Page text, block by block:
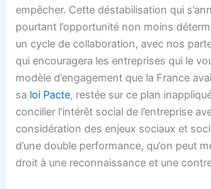
empêcher. Cette déstabilisation qui
pourtant l’opportunité non moins
un cycle de collaboration, avec nos
qui encouragera les entreprises qui le
modèle d’engagement que la France
sa loi Pacte, restée sur ce plan
concilier l’intérêt social de l’entreprise
considération des enjeux sociaux et
d’une double performance, qu’on peut
droit à une reconnaissance et une